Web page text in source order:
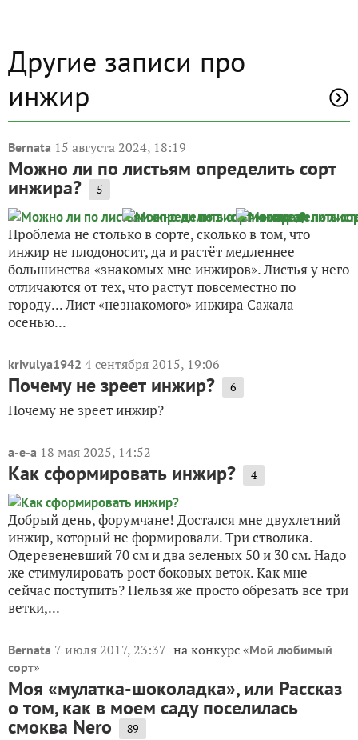
Другие записи про
инжир
Bernata 15 августа 2024, 18:19
Можно ли по листьям определить сорт
инжира? 5
Проблема не столько в сорте, сколько в том, что
инжир не плодоносит, да и растёт медленнее
большинства «знакомых мне инжиров». Листья у него
отличаются от тех, что растут повсеместно по
городу... Лист «незнакомого» инжира Сажала
осенью...
krivulya1942 4 сентября 2015, 19:06
Почему не зреет инжир? 6
Почему не зреет инжир?
a-e-a 18 мая 2025, 14:52
Как сформировать инжир? 4
Добрый день, форумчане! Достался мне двухлетний
инжир, который не формировали. Три стволика.
Одеревеневший 70 см и два зеленых 50 и 30 см. Надо
же стимулировать рост боковых веток. Как мне
сейчас поступить? Нельзя же просто обрезать все три
ветки,...
Bernata 7 июля 2017, 23:37 на конкурс «Мой любимый
сорт»
Моя «мулатка-шоколадка», или Рассказ
о том, как в моем саду поселилась
смоква Nero 89